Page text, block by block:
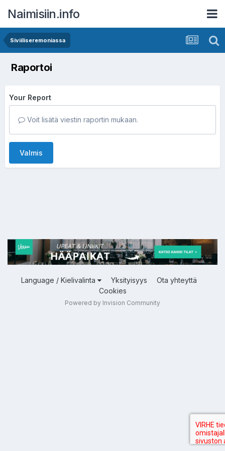
Naimisiin.info
Siviiliseremoniassa
Raportoi
Your Report
Voit lisätä viestin raportin mukaan.
Valmis
Language / Kielivalinta Yksityisyys
Ota yhteyttä
Cookies
Powered by Invision Community